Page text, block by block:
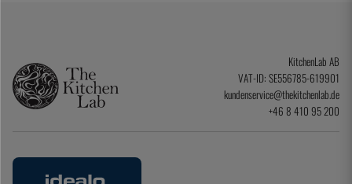
KitchenLab AB
VAT-ID: SE556785-619901
kundenservice@thekitchenlab.de
+46 8 410 95 200